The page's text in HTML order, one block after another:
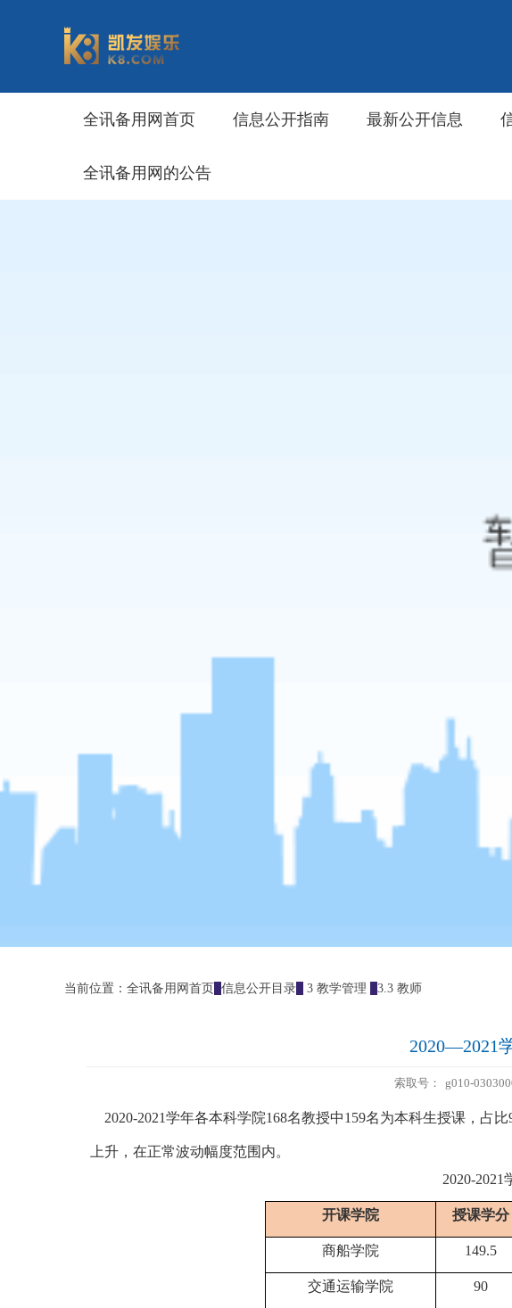
全讯备用网首页 信息公开指南 最新公开信息
全讯备用网的公告
当前位置： 全讯备用网首页 信息公开目录 3 教学管理 3.3 教师
2020—2021
索取号： g010-
2020-2021学年各本科学院168名教授中159名为本科生授课，占比
上升，在正常波动幅度范围内。
2020-2021
开课学院 授课学分
商船学院 149.5
交通运输学院 90